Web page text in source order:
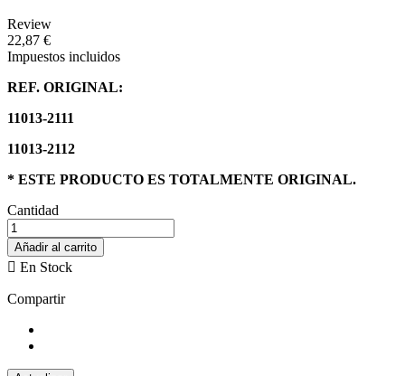
Review
22,87 €
Impuestos incluidos
REF. ORIGINAL:
11013-2111
11013-2112
* ESTE PRODUCTO ES TOTALMENTE ORIGINAL.
Cantidad
Añadir al carrito
 En Stock
Compartir